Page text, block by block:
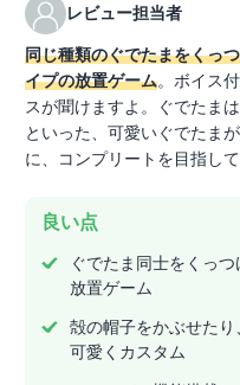
レビュー担当者
同じ種類のぐでたまをくっ
イプの放置ゲーム。ボイス
スが聞けますよ。ぐでたま
といった、可愛いぐでたま
に、コンプリートを目指し
良い点
ぐでたま同士をくっ
放置ゲーム
殻の帽子をかぶせた
可愛くカスタム